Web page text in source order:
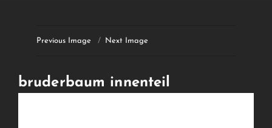
Previous Image Next Image
bruderbaum innenteil